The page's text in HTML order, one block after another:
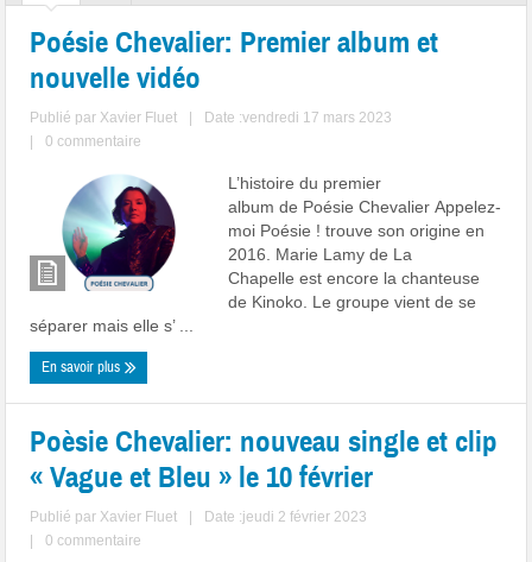
Poésie Chevalier: Premier album et
nouvelle vidéo
Publié par Xavier Fluet
Date :vendredi 17 mars 2023
0 commentaire
L’histoire du premier
album de Poésie Chevalier Appelez-
moi Poésie ! trouve son origine en
2016. Marie Lamy de La
Chapelle est encore la chanteuse
de Kinoko. Le groupe vient de se
séparer mais elle s’ ...
En savoir plus
Poèsie Chevalier: nouveau single et clip
« Vague et Bleu » le 10 février
Publié par Xavier Fluet
Date :jeudi 2 février 2023
0 commentaire